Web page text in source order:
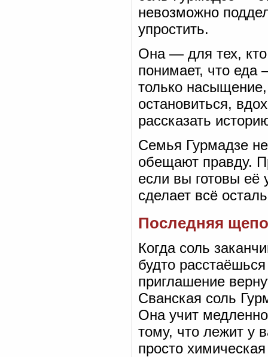
невозможно
упростить.
Она — для тех, кто
понимает, что еда
только
остановиться,
рассказать
Семья Гурмадзе
обещают правду.
если вы готовы её
сделает всё
Последняя
Когда соль
будто
приглашение
Сванская соль
Она учит
тому, что лежит у
просто